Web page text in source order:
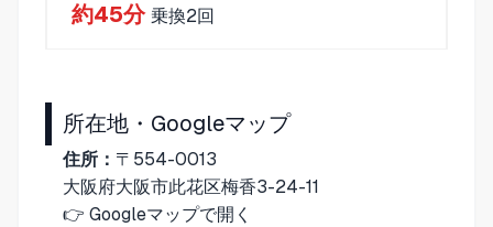
約45分 乗換2回
所在地・Googleマップ
住所： 〒554-0013
大阪府大阪市此花区梅香3-24-11
👉 Googleマップで開く